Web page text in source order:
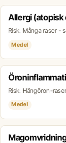
Allergi (atopisk
Risk: Många raser -
Medel
Risk: Hängöron-raser
Medel